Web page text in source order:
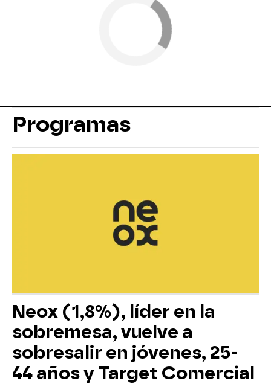
Programas
Neox (1,8%), líder en la
sobremesa, vuelve a
sobresalir en jóvenes, 25-
44 años y Target Comercial